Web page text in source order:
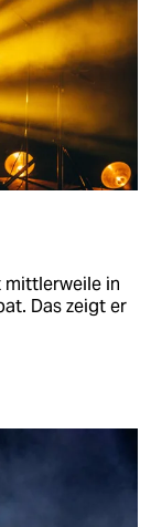
mittlerweile in
Das zeigt er